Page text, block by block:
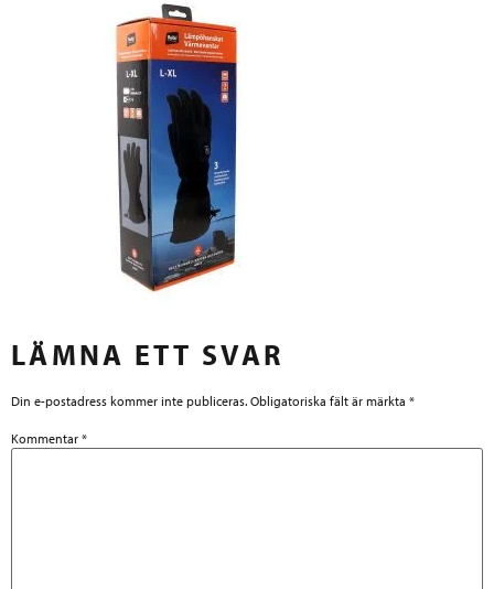
LÄMNA ETT SVAR
Din e-postadress kommer inte publiceras. Obligatoriska fält är märkta *
Kommentar *